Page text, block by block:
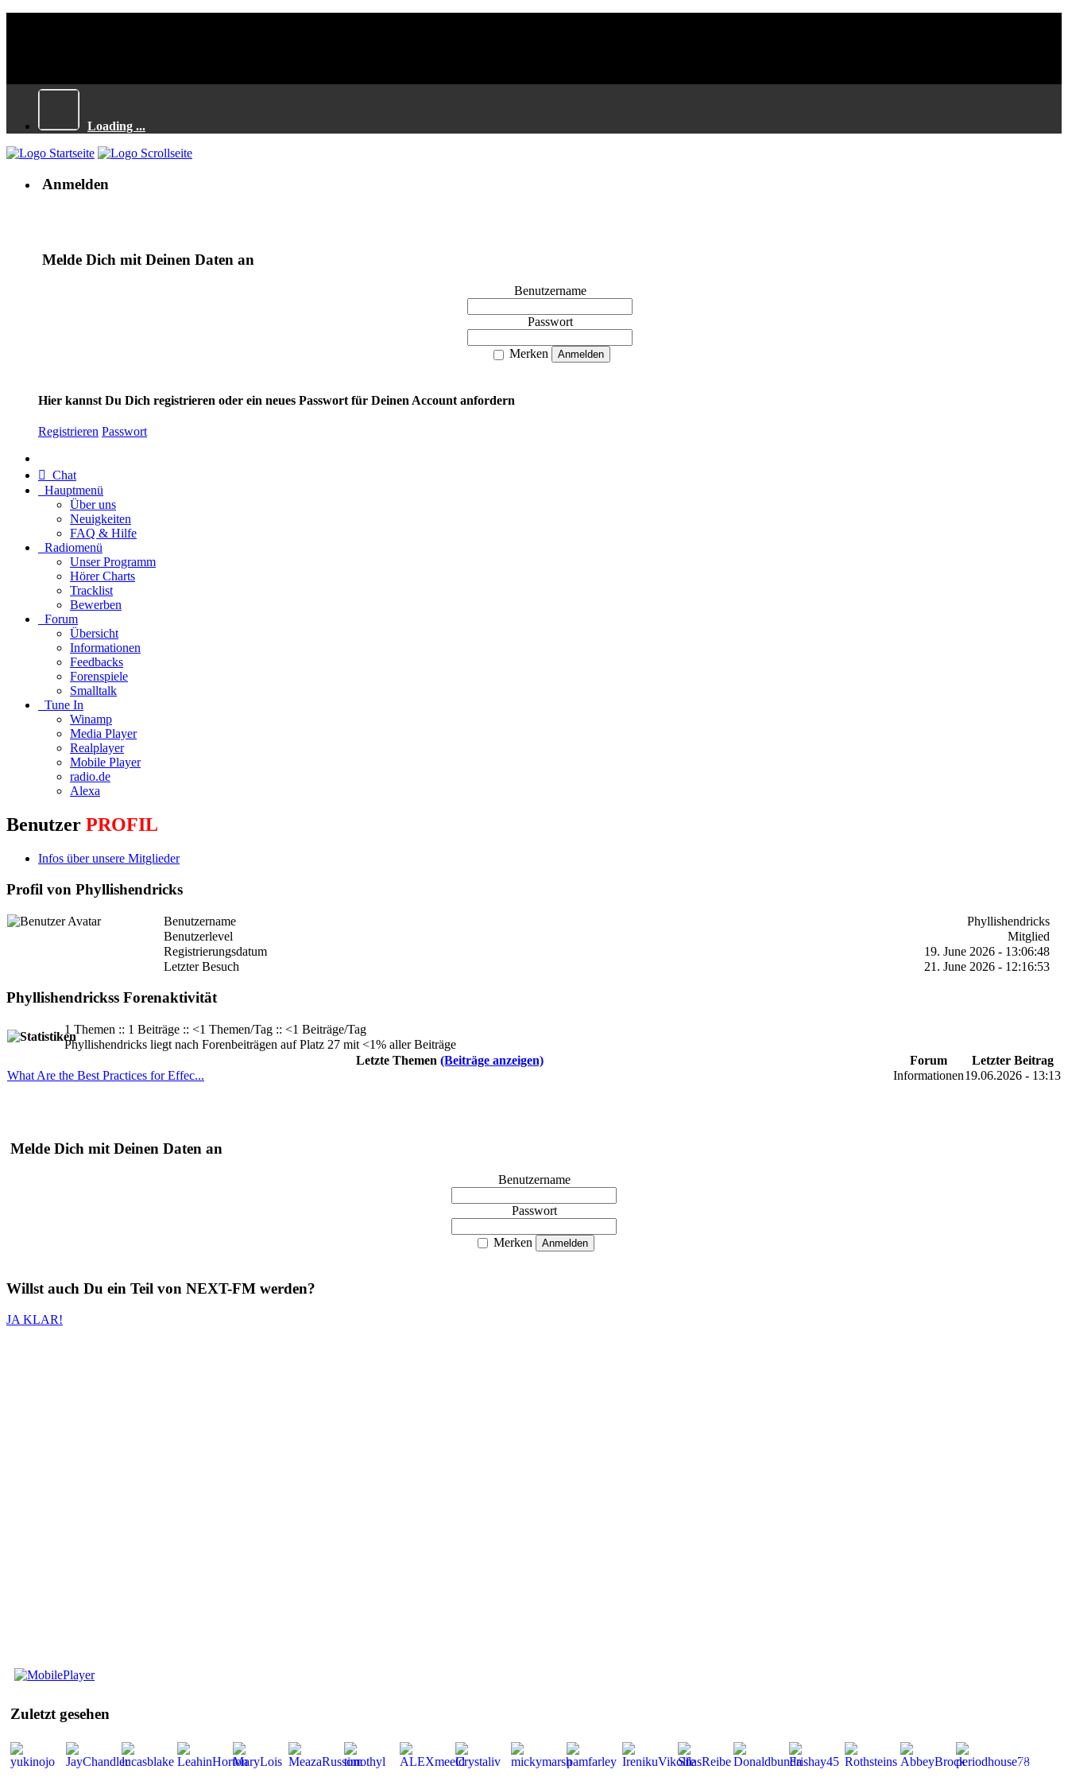
Loading ...
Anmelden
Melde Dich mit Deinen Daten an
Benutzername
Passwort
Merken
Hier kannst Du Dich registrieren oder ein neues Passwort für Deinen Account anfordern
Registrieren Passwort
Chat
Hauptmenü
Über uns
Neuigkeiten
FAQ & Hilfe
Radiomenü
Unser Programm
Hörer Charts
Tracklist
Bewerben
Forum
Übersicht
Informationen
Feedbacks
Forenspiele
Smalltalk
Tune In
Winamp
Media Player
Realplayer
Mobile Player
radio.de
Alexa
Benutzer PROFIL
Infos über unsere Mitglieder
Profil von Phyllishendricks
Benutzername
Phyllishendricks
Benutzerlevel
Mitglied
Registrierungsdatum
19. June 2026 - 13:06:48
Letzter Besuch
21. June 2026 - 12:16:53
Phyllishendrickss Forenaktivität
1 Themen :: 1 Beiträge :: <1 Themen/Tag :: <1 Beiträge/Tag
Phyllishendricks liegt nach Forenbeiträgen auf Platz 27 mit <1% aller Beiträge
Letzte Themen (Beiträge anzeigen) Forum
Letzter Beitrag
What Are the Best Practices for Effec...
Informationen19.06.2026 - 13:13
Melde Dich mit Deinen Daten an
Benutzername
Passwort
Merken
Willst auch Du ein Teil von NEXT-FM werden?
JA KLAR!
Zuletzt gesehen
gesamt:
268 | Neu